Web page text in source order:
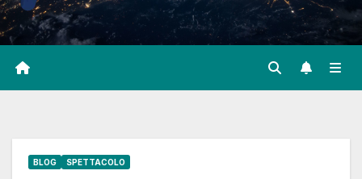
BLOG SPETTACOLO